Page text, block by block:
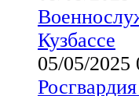
Кузбассе
05/05/2025